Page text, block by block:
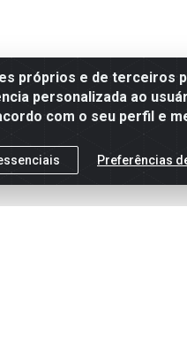
próprios e de terceiros
personalizada ao
com o seu perfil e
Preferências